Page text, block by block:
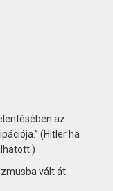
az
(Hitler ha
vált át: